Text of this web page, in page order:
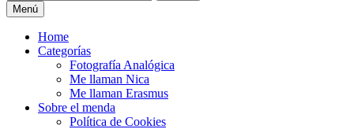
Menú
Home
Categorías
Fotografía Analógica
Me llaman Nica
Me llaman Erasmus
Sobre el menda
Política de Cookies